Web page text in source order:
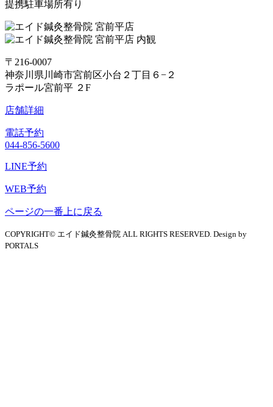
提携駐車場所有り
〒216-0007
神奈川県川崎市宮前区小台２丁目６−２
ラポール宮前平 ２F
店舗詳細
電話予約
044-856-5600
LINE予約
WEB予約
ページの一番上に戻る
COPYRIGHT© エイド鍼灸整骨院 ALL RIGHTS RESERVED. Design by
PORTALS